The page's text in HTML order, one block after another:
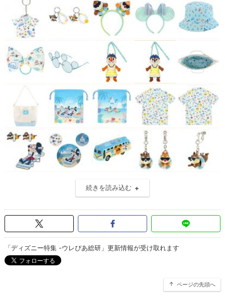
続きを読み込む
「ディズニー特集 -ウレぴあ総研」更新情報が受け取れます
ページの先頭へ